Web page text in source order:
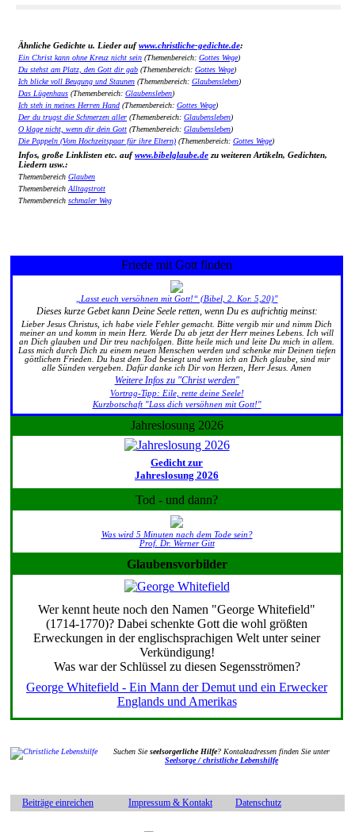
Ähnliche Gedichte u. Lieder aufwww.christliche-gedichte.de:
Ein Christ kann ohne Kreuz nicht sein (Themenbereich: Gottes Wege)
Du stehst am Platz, den Gott dir gab (Themenbereich: Gottes Wege)
Ich blicke voll Beugung und Staunen (Themenbereich: Glaubensleben)
Das Lügenhaus (Themenbereich: Glaubensleben)
Ich steh in meines Herren Hand (Themenbereich: Gottes Wege)
Der du trugst die Schmerzen aller (Themenbereich: Glaubensleben)
O klage nicht, wenn dir dein Gott (Themenbereich: Glaubensleben)
Die Pappeln (Vom Hochzeitspaar für ihre Eltern) (Themenbereich: Gottes Wege)
Infos, große Linklisten etc. aufwww.bibelglaube.de zu weiteren Artikeln, Gedichten,
Liedern usw.:
Themenbereich Glauben
ThemenbereichAlltagstrott
Themenbereich schmaler Weg
Friede mit Gott finden
„Lasst euch versöhnen mit Gott!“ (Bibel, 2. Kor. 5,20)"
Dieses kurze Gebet kann Deine Seele retten, wenn Du es aufrichtig meinst:
Lieber Jesus Christus, ich habe viele Fehler gemacht. Bitte vergib mir und nimm Dich
meiner an und komm in mein Herz. Werde Du ab jetzt der Herr meines Lebens. Ich will
an Dich glauben und Dir treu nachfolgen. Bitte heile mich und leite Du mich in allem.
Lass mich durch Dich zu einem neuen Menschen werden und schenke mir Deinen tiefen
göttlichen Frieden. Du hast den Tod besiegt und wenn ich an Dich glaube, sind mir
alle Sünden vergeben. Dafür danke ich Dir von Herzen, Herr Jesus. Amen
Weitere Infos zu "Christ werden"
Vortrag-Tipp: Eile, rette deine Seele!
Kurzbotschaft "Lass dich versöhnen mit Gott!"
Jahreslosung 2026
Gedicht zur
Jahreslosung 2026
Tod - und dann?
Was wird 5 Minuten nach dem Tode sein?
Prof. Dr. Werner Gitt
Glaubensvorbilder
Wer kennt heute noch den Namen "George Whitefield"
(1714-1770)? Dabei schenkte Gott die wohl größten
Erweckungen in der englischsprachigen Welt unter seiner
Verkündigung!
Was war der Schlüssel zu diesen Segensströmen?
George Whitefield - Ein Mann der Demut und ein Erwecker
Englands und Amerikas
Suchen Sieseelsorgerliche Hilfe? Kontaktadressen finden Sie unter
Seelsorge / christliche Lebenshilfe
Beiträge einreichen Impressum & Kontakt Datenschutz